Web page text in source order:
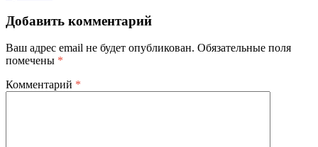
Добавить комментарий
Ваш адрес email не будет опубликован. Обязательные поля
помечены *
Комментарий *